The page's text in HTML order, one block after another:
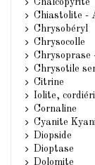
Chalcopyrite
Chiastolite -
Chrysobéryl
Chrysocolle
Chrysoprase
Chrysotile
Citrine
Iolite,
Cornaline
Cyanite
Diopside
Dioptase
Dolomite